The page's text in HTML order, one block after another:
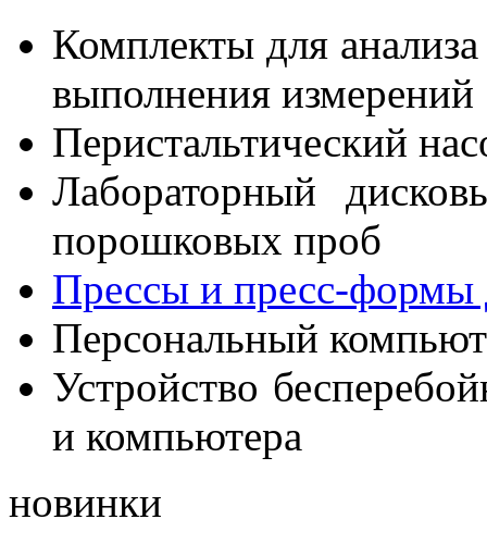
Комплекты для
выполнения измерений
Перистальтический
Лабораторный
порошковых проб
Прессы и пресс-формы
Персональный
Устройство
и компьютера
новинки